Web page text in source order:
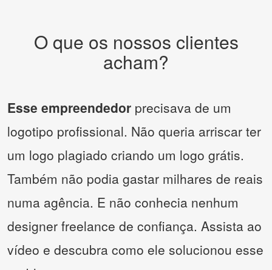
O que os nossos clientes
acham?
Esse empreendedor precisava de um
logotipo profissional. Não queria arriscar ter
um logo plagiado criando um logo grátis.
Também não podia gastar milhares de reais
numa agência. E não conhecia nenhum
designer freelance de confiança. Assista ao
vídeo e descubra como ele solucionou esse